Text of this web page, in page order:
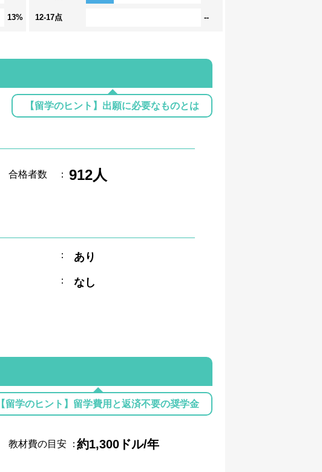
13% 12-17点 --
【留学のヒント】出願に必要なものとは
合格者数 ： 912人
： あり
： なし
【留学のヒント】留学費用と返済不要の奨学金
教材費の目安 ：約1,300ドル/年